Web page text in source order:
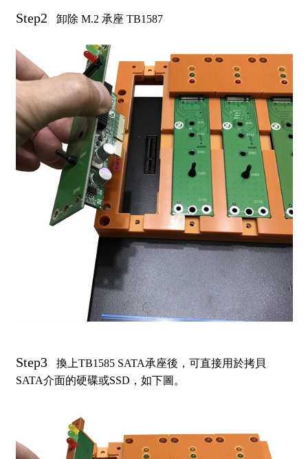
Step2 卸除 M.2 承座 TB1587
Step3
換上TB1585 SATA承座後，可直接用於拷貝
SATA介面的硬碟或SSD，如下圖。